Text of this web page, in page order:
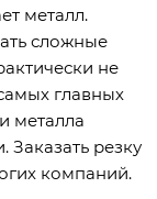
металл.
сложные
не
главных
металла
Заказать резку
компаний.